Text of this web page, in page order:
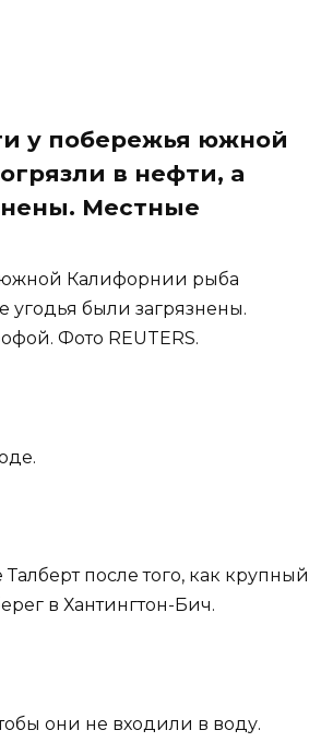
у побережья южной
в нефти, а
Местные
южной Калифорнии рыба
угодья были загрязнены.
Фото REUTERS.
после того, как крупный
в Хантингтон-Бич.
они не входили в воду.